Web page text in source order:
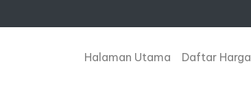
Halaman Utama Daftar Harga